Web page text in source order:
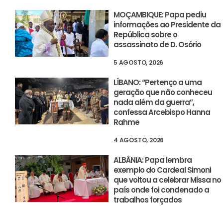
MOÇAMBIQUE: Papa pediu
informações ao Presidente da
República sobre o
assassinato de D. Osório
5 AGOSTO, 2026
LÍBANO: “Pertenço a uma
geração que não conheceu
nada além da guerra”,
confessa Arcebispo Hanna
Rahme
4 AGOSTO, 2026
ALBÂNIA: Papa lembra
exemplo do Cardeal Simoni
que voltou a celebrar Missa no
país onde foi condenado a
trabalhos forçados